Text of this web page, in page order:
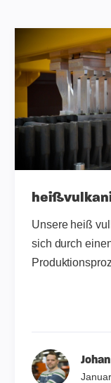
Unsere heiß
sich durch